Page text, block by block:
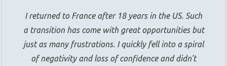
I returned to France after 18 years in the US. Such
a transition has come with great opportunities but
just as many frustrations. I quickly fell into a spiral
of negativity and loss of confidence and didn't